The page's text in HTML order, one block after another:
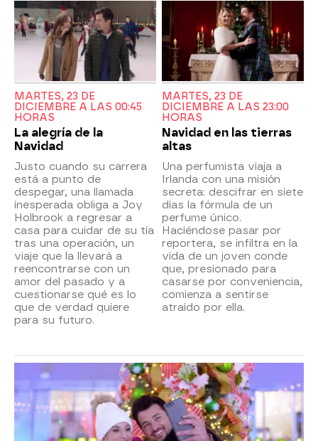
MARTES, 23 DE
DICIEMBRE A LAS 00:45
HORAS
La alegría de la
Navidad
Justo cuando su carrera
está a punto de
despegar, una llamada
inesperada obliga a Joy
Holbrook a regresar a
casa para cuidar de su tía
tras una operación, un
viaje que la llevará a
reencontrarse con un
amor del pasado y a
cuestionarse qué es lo
que de verdad quiere
para su futuro.
MARTES, 23 DE
DICIEMBRE A LAS 23:00
HORAS
Navidad en las tierras
altas
Una perfumista viaja a
Irlanda con una misión
secreta: descifrar en siete
días la fórmula de un
perfume único.
Haciéndose pasar por
reportera, se infiltra en la
vida de un joven conde
que, presionado para
casarse por conveniencia,
comienza a sentirse
atraído por ella.